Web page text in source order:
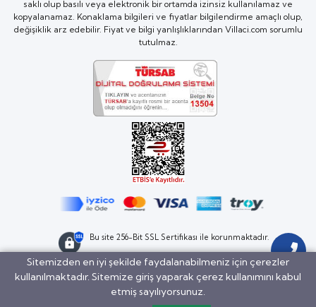
saklı olup basılı veya elektronik bir ortamda izinsiz kullanılamaz ve
kopyalanamaz. Konaklama bilgileri ve fiyatlar bilgilendirme amaçlı olup,
değişiklik arz edebilir. Fiyat ve bilgi yanlışlıklarından Villaci.com sorumlu
tutulmaz.
Bu site 256-Bit SSL Sertifikası ile korunmaktadır.
BöcekSoft
Sitemizden en iyi şekilde faydalanabilmeniz için çerezler
kullanılmaktadır. Sitemize giriş yaparak çerez kullanımını kabul
etmiş sayılıyorsunuz.